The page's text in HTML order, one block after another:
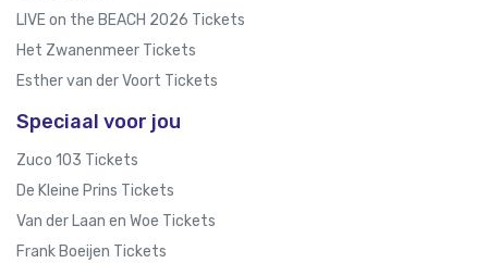
LIVE on the BEACH 2026 Tickets
Het Zwanenmeer Tickets
Esther van der Voort Tickets
Speciaal voor jou
Zuco 103 Tickets
De Kleine Prins Tickets
Van der Laan en Woe Tickets
Frank Boeijen Tickets